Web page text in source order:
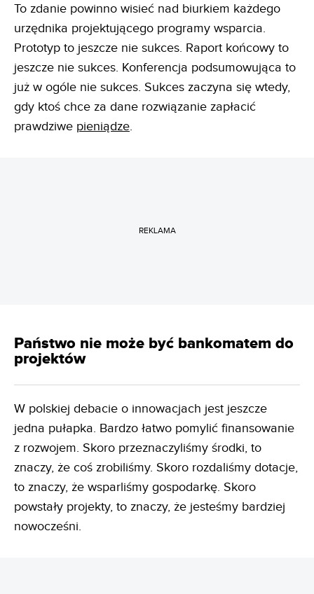
To zdanie powinno wisieć nad biurkiem każdego
urzędnika projektującego programy wsparcia.
Prototyp to jeszcze nie sukces. Raport końcowy to
jeszcze nie sukces. Konferencja podsumowująca to
już w ogóle nie sukces. Sukces zaczyna się wtedy,
gdy ktoś chce za dane rozwiązanie zapłacić
prawdziwe pieniądze.
REKLAMA
Państwo nie może być bankomatem do
projektów
W polskiej debacie o innowacjach jest jeszcze
jedna pułapka. Bardzo łatwo pomylić finansowanie
z rozwojem. Skoro przeznaczyliśmy środki, to
znaczy, że coś zrobiliśmy. Skoro rozdaliśmy dotacje,
to znaczy, że wsparliśmy gospodarkę. Skoro
powstały projekty, to znaczy, że jesteśmy bardziej
nowocześni.